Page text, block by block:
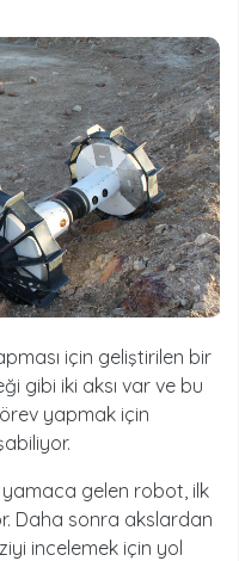
için geliştirilen bir
gibi iki aksı var ve bu
yapmak için
gelen robot, ilk
Daha sonra akslardan
incelemek için yol